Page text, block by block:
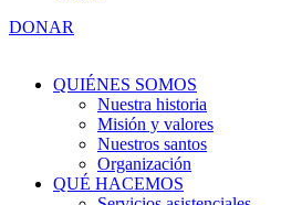
DONAR
QUIÉNES SOMOS
Nuestra historia
Misión y valores
Nuestros santos
Organización
QUÉ HACEMOS